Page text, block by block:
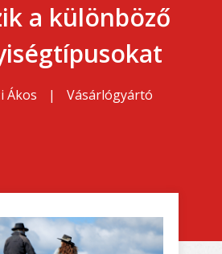
a különböző
Ákos |
Vásárlógyártó